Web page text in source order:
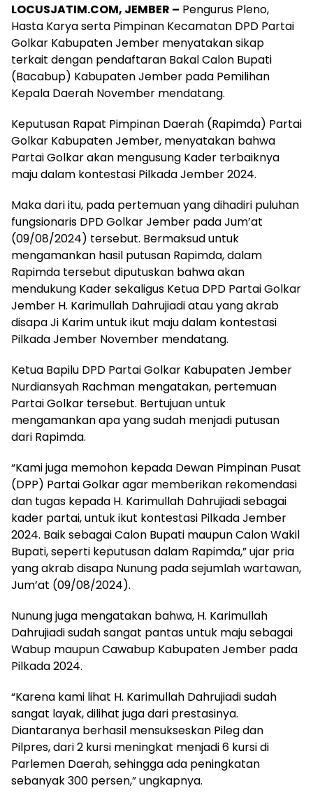
LOCUSJATIM.COM, JEMBER – Pengurus Pleno,
Hasta Karya serta Pimpinan Kecamatan DPD Partai
Golkar Kabupaten Jember menyatakan sikap
terkait dengan pendaftaran Bakal Calon Bupati
(Bacabup) Kabupaten Jember pada Pemilihan
Kepala Daerah November mendatang.
Keputusan Rapat Pimpinan Daerah (Rapimda) Partai
Golkar Kabupaten Jember, menyatakan bahwa
Partai Golkar akan mengusung Kader terbaiknya
maju dalam kontestasi Pilkada Jember 2024.
Maka dari itu, pada pertemuan yang dihadiri puluhan
fungsionaris DPD Golkar Jember pada Jum’at
(09/08/2024) tersebut. Bermaksud untuk
mengamankan hasil putusan Rapimda, dalam
Rapimda tersebut diputuskan bahwa akan
mendukung Kader sekaligus Ketua DPD Partai Golkar
Jember H. Karimullah Dahrujiadi atau yang akrab
disapa Ji Karim untuk ikut maju dalam kontestasi
Pilkada Jember November mendatang.
Ketua Bapilu DPD Partai Golkar Kabupaten Jember
Nurdiansyah Rachman mengatakan, pertemuan
Partai Golkar tersebut. Bertujuan untuk
mengamankan apa yang sudah menjadi putusan
dari Rapimda.
“Kami juga memohon kepada Dewan Pimpinan Pusat
(DPP) Partai Golkar agar memberikan rekomendasi
dan tugas kepada H. Karimullah Dahrujiadi sebagai
kader partai, untuk ikut kontestasi Pilkada Jember
2024. Baik sebagai Calon Bupati maupun Calon Wakil
Bupati, seperti keputusan dalam Rapimda,” ujar pria
yang akrab disapa Nunung pada sejumlah wartawan,
Jum’at (09/08/2024).
Nunung juga mengatakan bahwa, H. Karimullah
Dahrujiadi sudah sangat pantas untuk maju sebagai
Wabup maupun Cawabup Kabupaten Jember pada
Pilkada 2024.
“Karena kami lihat H. Karimullah Dahrujiadi sudah
sangat layak, dilihat juga dari prestasinya.
Diantaranya berhasil mensukseskan Pileg dan
Pilpres, dari 2 kursi meningkat menjadi 6 kursi di
Parlemen Daerah, sehingga ada peningkatan
sebanyak 300 persen,” ungkapnya.